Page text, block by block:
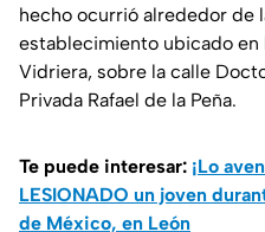
hecho ocurrió alrededor de
establecimiento ubicado en
Vidriera, sobre la calle
Privada Rafael de la Peña.
Te puede interesar: ¡Lo
LESIONADO un joven
de México, en León